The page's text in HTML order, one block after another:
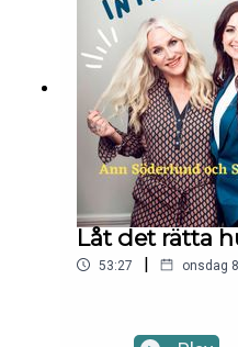
Låt det rätta
53:27 | onsdag